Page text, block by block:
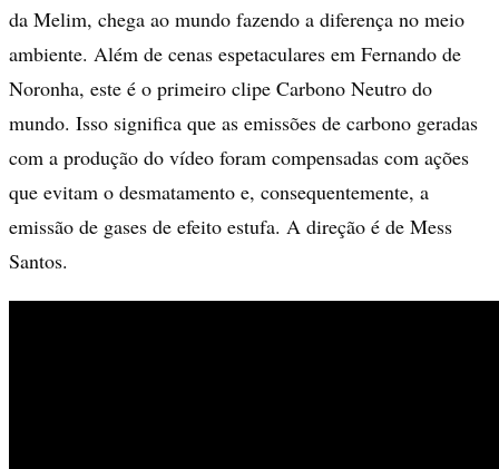
da Melim, chega ao mundo fazendo a diferença no meio
ambiente. Além de cenas espetaculares em Fernando de
Noronha, este é o primeiro clipe Carbono Neutro do
mundo. Isso significa que as emissões de carbono geradas
com a produção do vídeo foram compensadas com ações
que evitam o desmatamento e, consequentemente, a
emissão de gases de efeito estufa. A direção é de Mess
Santos.